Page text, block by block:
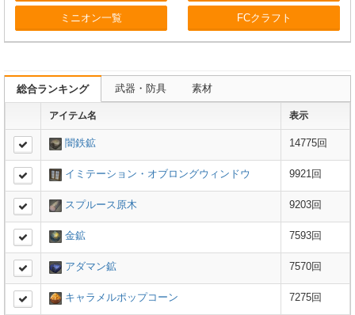
ミニオン一覧 FCクラフト
総合ランキング 武器・防具 素材
アイテム名 表示
闇鉄鉱 14775回
イミテーション・オブロングウィンドウ 9921回
スプルース原木 9203回
金鉱 7593回
アダマン鉱 7570回
キャラメルポップコーン 7275回